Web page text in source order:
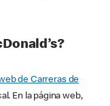
de Carreras de
En la página web,